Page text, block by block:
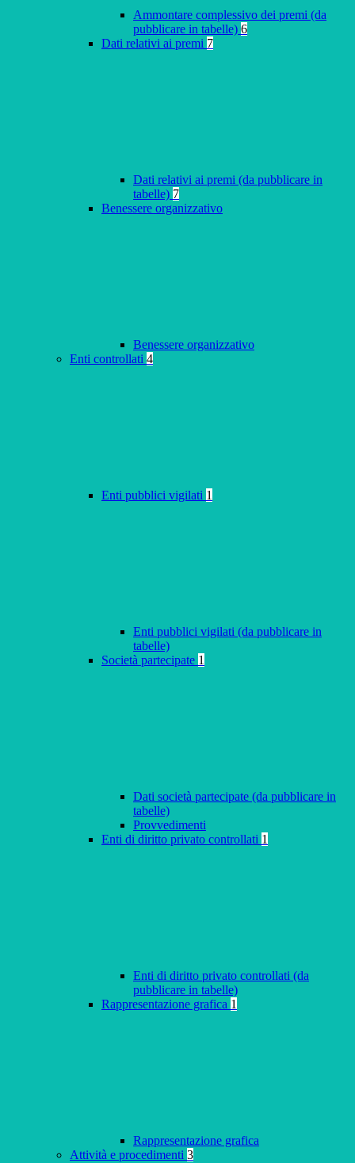
Ammontare complessivo dei premi (da
pubblicare in tabelle) 6
Dati relativi ai premi 7
Dati relativi ai premi (da pubblicare in
tabelle) 7
Benessere organizzativo
Benessere organizzativo
Enti controllati 4
Enti pubblici vigilati 1
Enti pubblici vigilati (da pubblicare in
tabelle)
Società partecipate 1
Dati società partecipate (da pubblicare in
tabelle)
Provvedimenti
Enti di diritto privato controllati 1
Enti di diritto privato controllati (da
pubblicare in tabelle)
Rappresentazione grafica 1
Rappresentazione grafica
Attività e procedimenti 3